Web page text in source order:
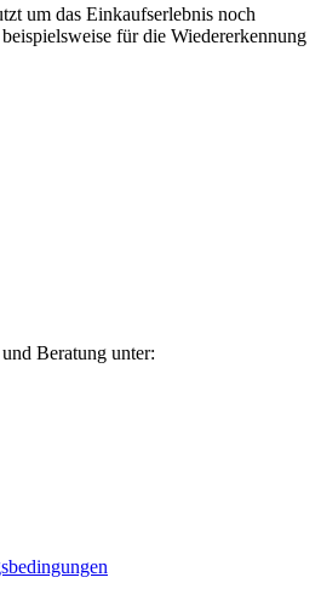
um das Einkaufserlebnis noch
für die Wiedererkennung
Beratung unter: